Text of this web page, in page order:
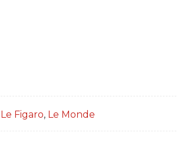
Le Figaro, Le Monde